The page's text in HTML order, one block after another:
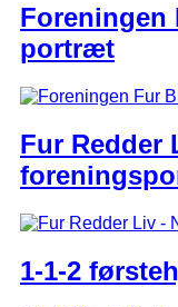
Foreningen
portræt
Fur Redder
1-1-2